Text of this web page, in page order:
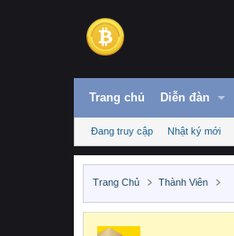
Trang chủ Diễn đàn
Đang truy cập Nhật ký mới
Trang Chủ Thành Viên